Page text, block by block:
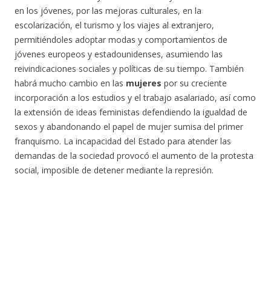
en los jóvenes, por las mejoras culturales, en la
escolarización, el turismo y los viajes al extranjero,
permitiéndoles adoptar modas y comportamientos de
jóvenes europeos y estadounidenses, asumiendo las
reivindicaciones sociales y políticas de su tiempo. También
habrá mucho cambio en las mujeres por su creciente
incorporación a los estudios y el trabajo asalariado, así como
la extensión de ideas feministas defendiendo la igualdad de
sexos y abandonando el papel de mujer sumisa del primer
franquismo. La incapacidad del Estado para atender las
demandas de la sociedad provocó el aumento de la protesta
social, imposible de detener mediante la represión.